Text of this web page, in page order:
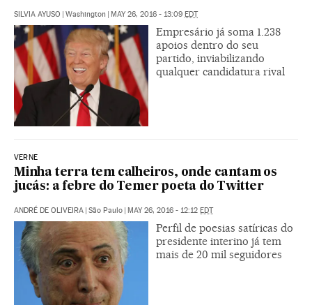
SILVIA AYUSO | Washington | MAY 26, 2016 - 13:09 EDT
Empresário já soma 1.238
apoios dentro do seu
partido, inviabilizando
qualquer candidatura rival
VERNE
Minha terra tem calheiros, onde cantam os
jucás: a febre do Temer poeta do Twitter
ANDRÉ DE OLIVEIRA | São Paulo | MAY 26, 2016 - 12:12 EDT
Perfil de poesias satíricas do
presidente interino já tem
mais de 20 mil seguidores